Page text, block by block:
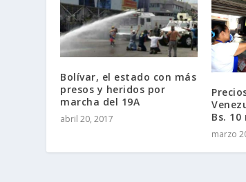
Bolívar, el estado con más
presos y heridos por
marcha del 19A
abril 20, 2017
Bs.
marzo